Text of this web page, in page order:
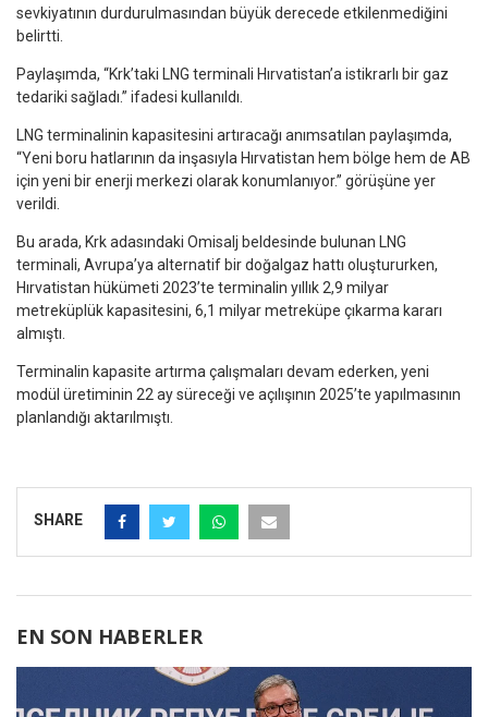
sevkiyatının durdurulmasından büyük derecede etkilenmediğini
belirtti.
Paylaşımda, “Krk’taki LNG terminali Hırvatistan’a istikrarlı bir gaz
tedariki sağladı.” ifadesi kullanıldı.
LNG terminalinin kapasitesini artıracağı anımsatılan paylaşımda,
“Yeni boru hatlarının da inşasıyla Hırvatistan hem bölge hem de AB
için yeni bir enerji merkezi olarak konumlanıyor.” görüşüne yer
verildi.
Bu arada, Krk adasındaki Omisalj beldesinde bulunan LNG
terminali, Avrupa’ya alternatif bir doğalgaz hattı oluştururken,
Hırvatistan hükümeti 2023’te terminalin yıllık 2,9 milyar
metreküplük kapasitesini, 6,1 milyar metreküpe çıkarma kararı
almıştı.
Terminalin kapasite artırma çalışmaları devam ederken, yeni
modül üretiminin 22 ay süreceği ve açılışının 2025’te yapılmasının
planlandığı aktarılmıştı.
SHARE
EN SON HABERLER